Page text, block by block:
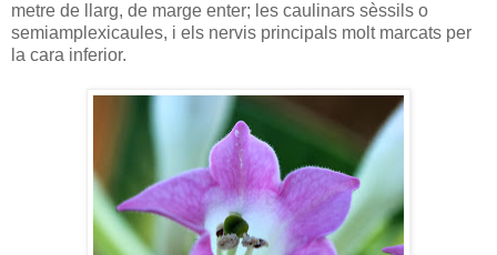
metre de llarg, de marge enter; les caulinars sèssils o
semiamplexicaules, i els nervis principals molt marcats per
la cara inferior.